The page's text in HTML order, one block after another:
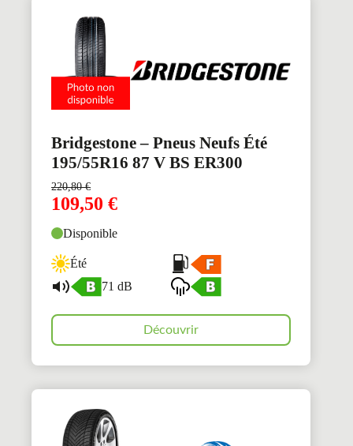
Bridgestone – Pneus Neufs Été
195/55R16 87 V BS ER300
220,80€
109,50 €
Disponible
Été
71 dB
Découvrir